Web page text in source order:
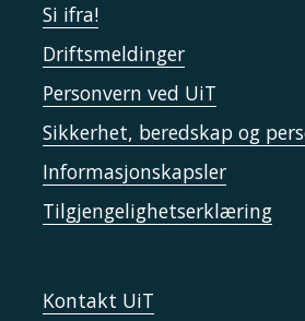
Si ifra!
Driftsmeldinger
Personvern ved UiT
Sikkerhet, beredskap og
Informasjonskapsler
Tilgjengelighetserklæring
Kontakt UiT